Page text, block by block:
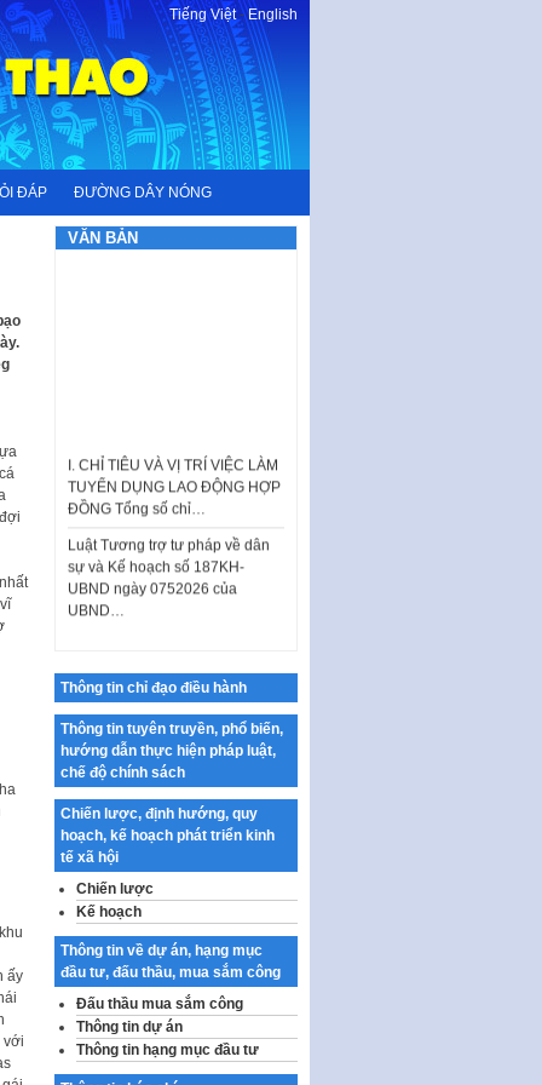
Tiếng Việt-English
ĐÁP ĐƯỜNG DÂY NÓNG
ấy
với
VĂN BẢN
TUYỂN DỤNG LAO ĐỘNG HỢP
ĐỒNG Tổng số chỉ…
sự và Kế hoạch số 187KH-
UBND ngày 0752026 của
UBND…
thành phố Hà Nội
Kế hoạch Tổ chức Cuộc thi
chính luận về bảo vệ nền tảng tư
tưởng của Đảng…
Công bố công khai dự toán kinh
phí xây dựng pháp luật, hoàn
thiện thể chế, chính…
Quy định về nghiên cứu, ứng
dụng khoa học, công nghệ, đổi
mới sáng tạo và chuyển…
Quy định chi tiết và hướng dẫn
thi hành một số điều của Luật Lý
lịch tư…
Sửa đổi, bổ sung một số nội
dung tại Nghị quyết số 30/NQ-
CP ngày 24 tháng 02…
Thông tin chỉ đạo điều hành
Thông tin tuyên truyền, phổ biến,
hướng dẫn thực hiện pháp luật,
chế độ chính sách
Chiến lược, định hướng, quy
hoạch, kế hoạch phát triển kinh
tế xã hội
Chiến lược
Kế hoạch
Thông tin về dự án, hạng mục
đầu tư, đấu thầu, mua sắm công
Đấu thầu mua sắm công
Thông tin dự án
Thông tin hạng mục đầu tư